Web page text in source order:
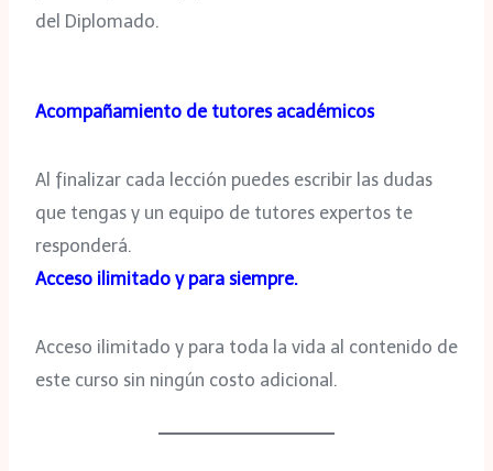
del Diplomado.
Acompañamiento de tutores académicos
Al finalizar cada lección puedes escribir las dudas
que tengas y un equipo de tutores expertos te
responderá.
Acceso ilimitado y para siempre.
Acceso ilimitado y para toda la vida al contenido de
este curso sin ningún costo adicional.